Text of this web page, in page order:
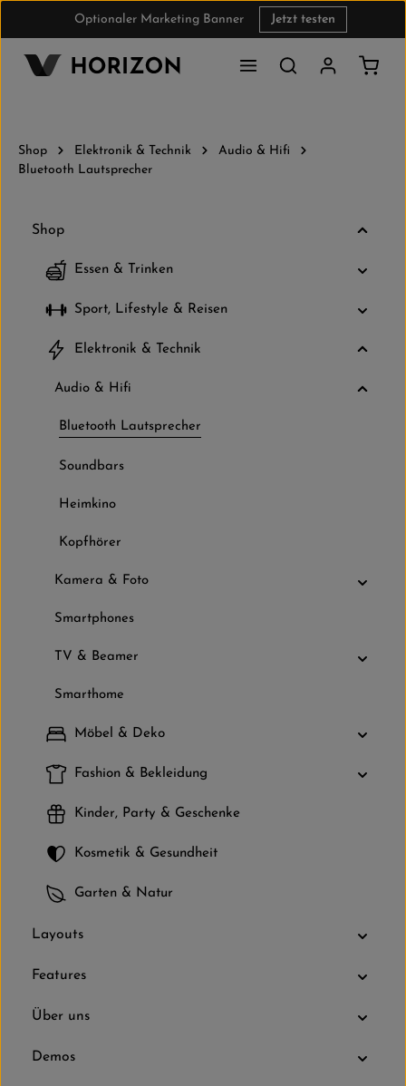
Zum Hauptinhalt springen
Optionaler Marketing Banner Jetzt testen
Shop Elektronik & Technik
Audio & Hifi
Bluetooth Lautsprecher
Shop
Essen & Trinken
Sport, Lifestyle & Reisen
Elektronik & Technik
Audio & Hifi
Bluetooth Lautsprecher
Soundbars
Heimkino
Kopfhörer
Kamera & Foto
Smartphones
TV & Beamer
Smarthome
Möbel & Deko
Fashion & Bekleidung
Kinder, Party & Geschenke
Kosmetik & Gesundheit
Garten & Natur
Layouts
Features
Über uns
Demos